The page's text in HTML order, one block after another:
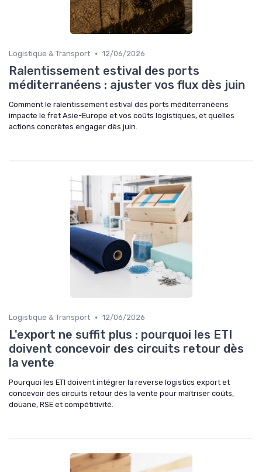
Logistique & Transport • 12/06/2026
Ralentissement estival des ports
méditerranéens : ajuster vos flux dès juin
Comment le ralentissement estival des ports méditerranéens
impacte le fret Asie-Europe et vos coûts logistiques, et quelles
actions concrètes engager dès juin.
Logistique & Transport • 12/06/2026
L'export ne suffit plus : pourquoi les ETI
doivent concevoir des circuits retour dès
la vente
Pourquoi les ETI doivent intégrer la reverse logistics export et
concevoir des circuits retour dès la vente pour maîtriser coûts,
douane, RSE et compétitivité.